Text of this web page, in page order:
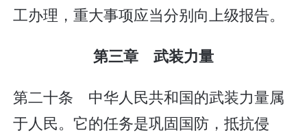
工办理，重大事项应当分别向上级报告。
第三章 武装力量
第二十条 中华人民共和国的武装力量属
于人民。它的任务是巩固国防，抵抗侵